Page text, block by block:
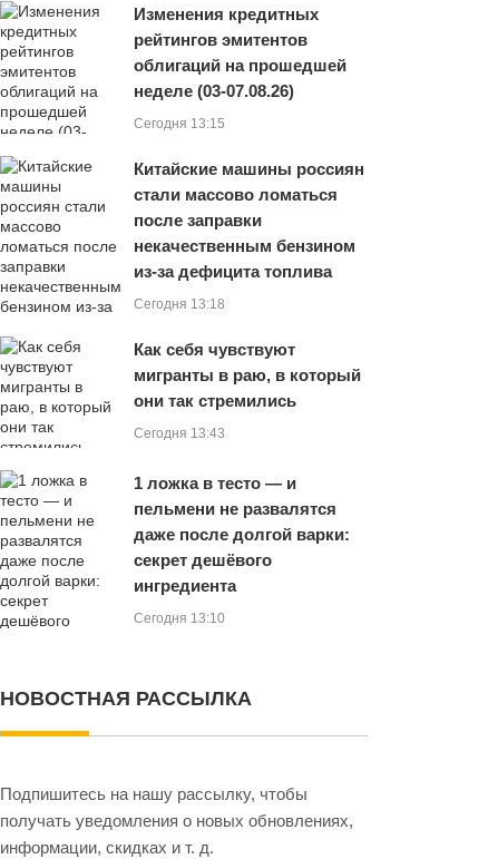
Изменения кредитных
рейтингов эмитентов
облигаций на прошедшей
неделе (03-07.08.26)
Сегодня 13:15
Китайские машины россиян
стали массово ломаться
после заправки
некачественным бензином
из-за дефицита топлива
Сегодня 13:18
Как себя чувствуют
мигранты в раю, в который
они так стремились
Сегодня 13:43
1 ложка в тесто — и
пельмени не развалятся
даже после долгой варки:
секрет дешёвого
ингредиента
Сегодня 13:10
НОВОСТНАЯ РАССЫЛКА
Подпишитесь на нашу рассылку, чтобы
получать уведомления о новых обновлениях,
информации, скидках и т. д.